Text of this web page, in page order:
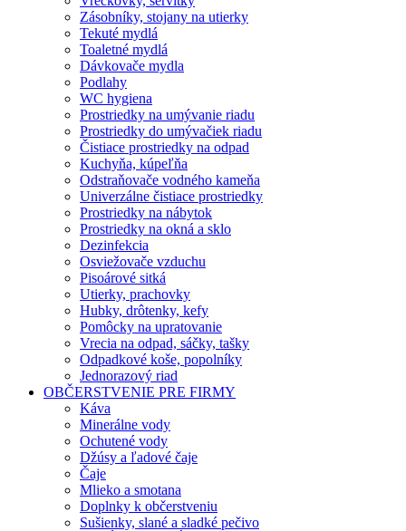
Zásobníky, stojany na utierky
Tekuté mydlá
Toaletné mydlá
Dávkovače mydla
Podlahy
WC hygiena
Prostriedky na umývanie riadu
Prostriedky do umývačiek riadu
Čistiace prostriedky na odpad
Kuchyňa, kúpeľňa
Odstraňovače vodného kameňa
Univerzálne čistiace prostriedky
Prostriedky na nábytok
Prostriedky na okná a sklo
Dezinfekcia
Osviežovače vzduchu
Pisoárové sitká
Utierky, prachovky
Hubky, drôtenky, kefy
Pomôcky na upratovanie
Vrecia na odpad, sáčky, tašky
Odpadkové koše, popolníky
Jednorazový riad
OBČERSTVENIE PRE FIRMY
Káva
Minerálne vody
Ochutené vody
Džúsy a ľadové čaje
Čaje
Mlieko a smotana
Doplnky k občerstveniu
Sušienky, slané a sladké pečivo